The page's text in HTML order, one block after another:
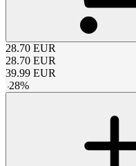
28.70 EUR
28.70 EUR
39.99 EUR
-28%